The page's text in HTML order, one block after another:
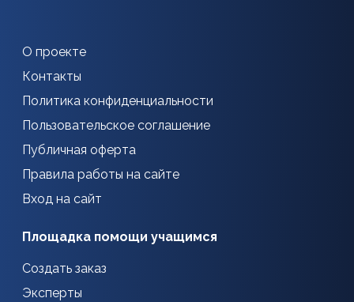
О проекте
Контакты
Политика конфиденциальности
Пользовательское соглашение
Публичная оферта
Правила работы на сайте
Вход на сайт
Площадка помощи учащимся
Создать заказ
Эксперты